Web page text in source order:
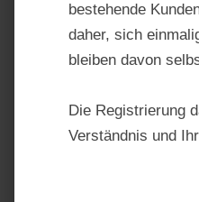
bestehende
daher, sich
bleiben davon
Die Registrierung
Verständnis und